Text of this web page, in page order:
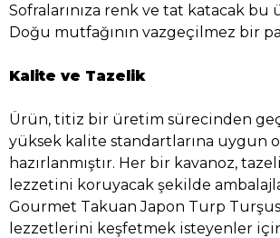
Sofralarınıza renk ve tat katacak bu
Doğu mutfağının vazgeçilmez bir
Kalite ve Tazelik
Ürün, titiz bir üretim sürecinden
yüksek kalite standartlarına uygun
hazırlanmıştır. Her bir kavanoz,
lezzetini koruyacak şekilde
Gourmet Takuan Japon Turp
lezzetlerini keşfetmek isteyenler